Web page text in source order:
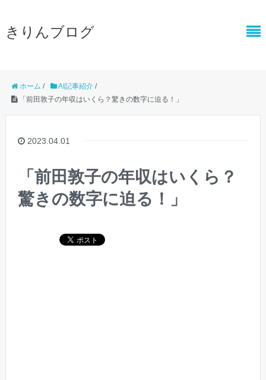
きりんブログ
ホーム / AI記事紹介/
「前田敦子の年収はいくら？驚きの数字に迫る！」
2023.04.01
「前田敦子の年収はいくら？
驚きの数字に迫る！」